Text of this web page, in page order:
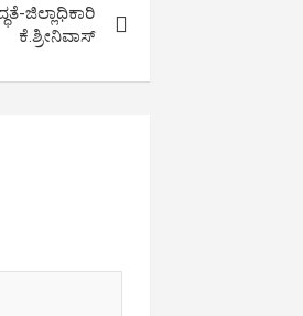
ಜಿಲ್ಲಾಧಿಕಾರಿ
ಕೆ.ಶ್ರೀನಿವಾಸ್